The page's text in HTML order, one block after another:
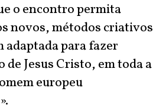
o encontro permita
novos, métodos criativos
adaptada para fazer
de Jesus Cristo, em toda a
europeu